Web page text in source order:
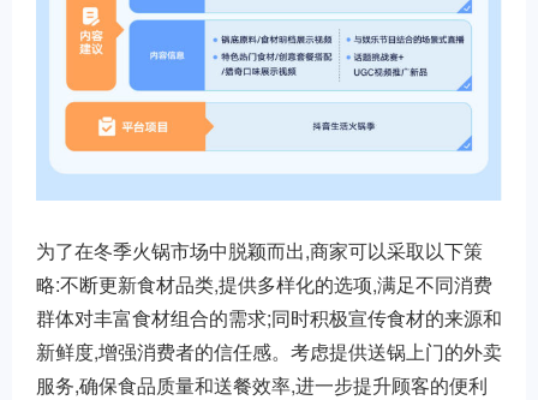
为了在冬季火锅市场中脱颖而出,商家可以采取以下策
略:不断更新食材品类,提供多样化的选项,满足不同消费
群体对丰富食材组合的需求;同时积极宣传食材的来源和
新鲜度,增强消费者的信任感。考虑提供送锅上门的外卖
服务,确保食品质量和送餐效率,进一步提升顾客的便利